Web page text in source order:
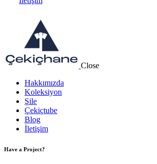
Close
Hakkımızda
Koleksiyon
Şile
Çekiçtube
Blog
İletişim
Have a Project?